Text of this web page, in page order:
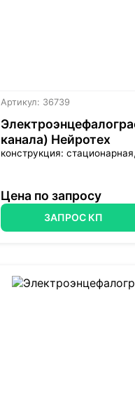
Артикул: 36739
канала) Нейротех
конструкция:
Цена по запросу
ЗАПРОС КП